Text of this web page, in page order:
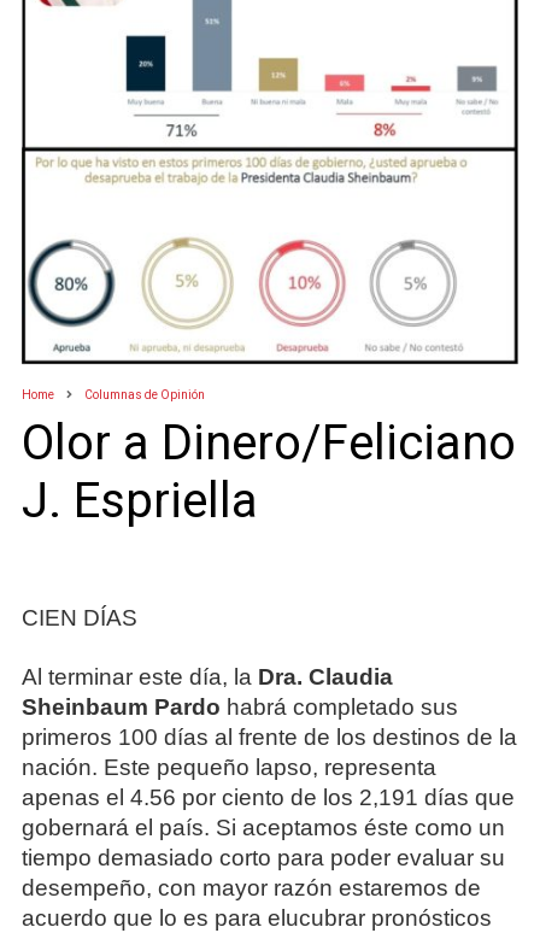
Home Columnas de Opinión
Olor a Dinero/Feliciano
J. Espriella
CIEN DÍAS
Al terminar este día, la Dra. Claudia
Sheinbaum Pardo habrá completado sus
primeros 100 días al frente de los destinos de la
nación. Este pequeño lapso, representa
apenas el 4.56 por ciento de los 2,191 días que
gobernará el país. Si aceptamos éste como un
tiempo demasiado corto para poder evaluar su
desempeño, con mayor razón estaremos de
acuerdo que lo es para elucubrar pronósticos